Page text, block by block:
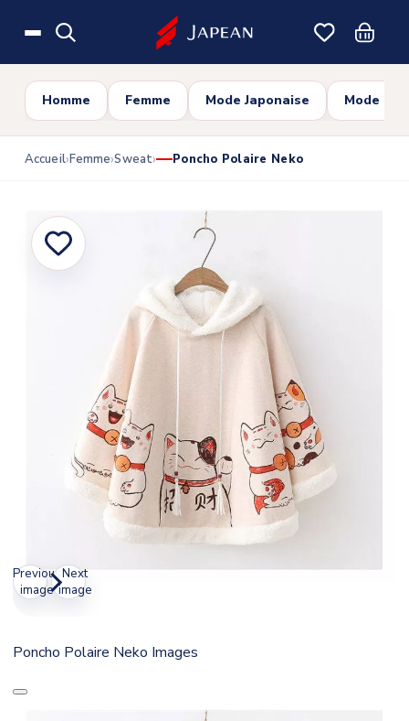
Homme Femme Mode Japonaise Mode
Accueil Femme Sweat Poncho Polaire Neko
Previous
image
Next
image
Poncho Polaire Neko Images